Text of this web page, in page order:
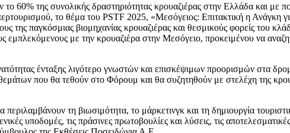
60% της συνολικής δραστηριότητας κρουαζιέρας στην Ελλάδα και με
το θέμα του PSTF 2025, «Μεσόγειος: Επιτακτική η
της παγκόσμιας βιομηχανίας κρουαζιέρας και θεσμικούς φορείς του
με την κρουαζιέρα στην Μεσόγειο, προκειμένου να
ένταξης λιγότερο γνωστών και επισκέψιμων προορισμών στα
που θα τεθούν στο Φόρουμ και θα συζητηθούν με στελέχη της
τη βιωσιμότητα, το μάρκετινγκ και τη δημιουργία
υποδομές, τις πράσινες πρωτοβουλίες και λύσεις, τις